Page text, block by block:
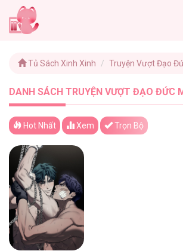
Tủ Sách Xinh Xinh Truyện Vượt Đạo
DANH SÁCH TRUYỆN VƯỢT ĐẠO ĐỨC MỚI NHẤT -
Hot Nhất Xem Trọn Bộ